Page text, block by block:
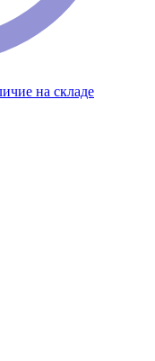
на складе